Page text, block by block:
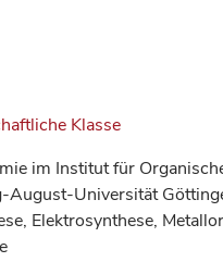
Klasse
im Institut für
August-Universität
Elektrosynthese,